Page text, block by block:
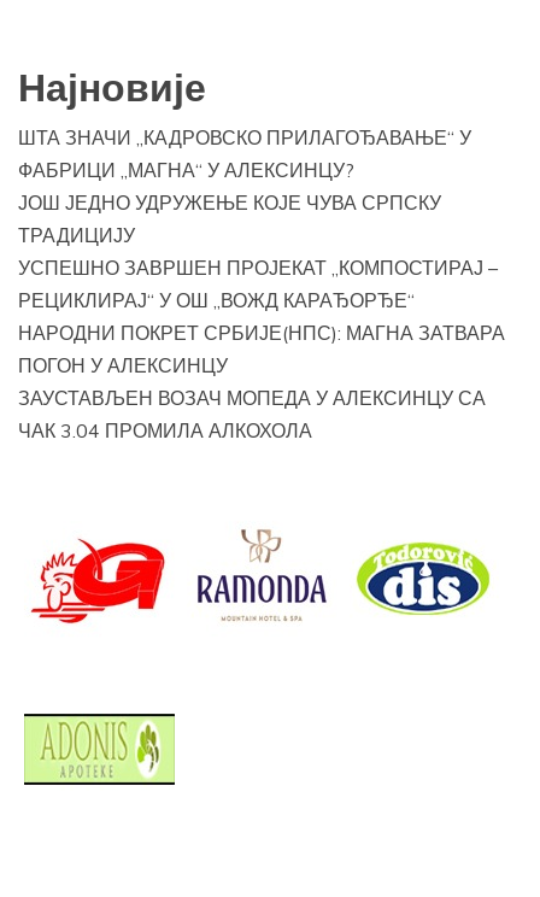
Најновије
ШТА ЗНАЧИ „КАДРОВСКО ПРИЛАГОЂАВАЊЕ“ У
ФАБРИЦИ „МАГНА“ У АЛЕКСИНЦУ?
ЈОШ ЈЕДНО УДРУЖЕЊЕ КОЈЕ ЧУВА СРПСКУ
ТРАДИЦИЈУ
УСПЕШНО ЗАВРШЕН ПРОЈЕКАТ „КОМПОСТИРАЈ –
РЕЦИКЛИРАЈ“ У ОШ „ВОЖД КАРАЂОРЂЕ“
НАРОДНИ ПОКРЕТ СРБИЈЕ(НПС): МАГНА ЗАТВАРА
ПОГОН У АЛЕКСИНЦУ
ЗАУСТАВЉЕН ВОЗАЧ МОПЕДА У АЛЕКСИНЦУ СА
ЧАК 3.04 ПРОМИЛА АЛКОХОЛА